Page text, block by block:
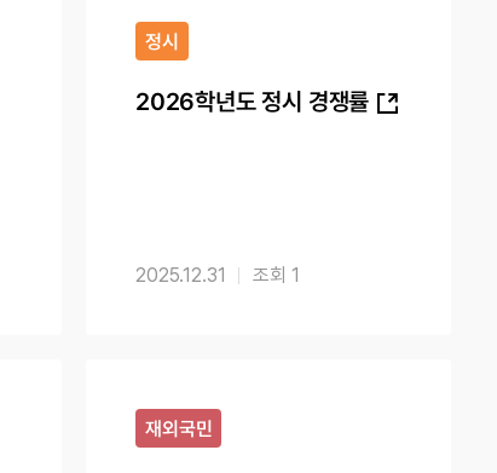
정시
2026학년도 정시 경쟁률
2025.12.31 1
재외국민